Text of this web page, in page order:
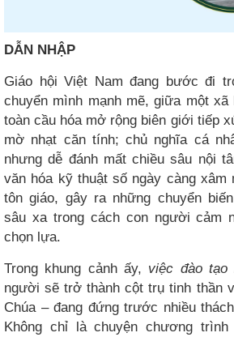
DẪN NHẬP
Giáo hội Việt Nam đang bước đi
chuyển mình mạnh mẽ, giữa một xã
toàn cầu hóa mở rộng biên giới tiếp
mờ nhạt căn tính; chủ nghĩa cá
nhưng dễ đánh mất chiều sâu nội
văn hóa kỹ thuật số ngày càng xâm
tôn giáo, gây ra những chuyển
sâu xa trong cách con người cảm
chọn lựa.
Trong khung cảnh ấy, việc đào tạo
người sẽ trở thành cột trụ tinh thần
Chúa – đang đứng trước nhiều
Không chỉ là chuyện chương